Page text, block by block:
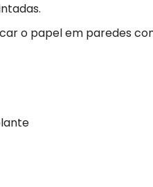
o papel em paredes